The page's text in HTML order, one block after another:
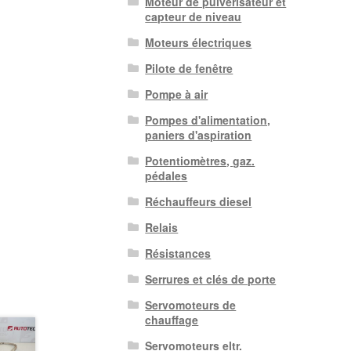
capteur de niveau
Moteurs électriques
Pilote de fenêtre
Pompe à air
Pompes d'alimentation,
paniers d'aspiration
Potentiomètres, gaz.
pédales
Réchauffeurs diesel
Relais
Résistances
Serrures et clés de porte
Servomoteurs de
chauffage
Servomoteurs eltr.